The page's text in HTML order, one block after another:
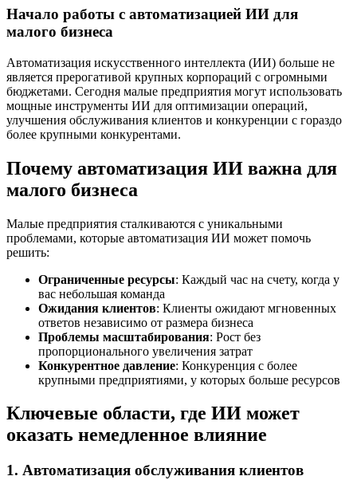
Начало работы с автоматизацией ИИ для
малого бизнеса
Автоматизация искусственного интеллекта (ИИ) больше не
является прерогативой крупных корпораций с огромными
бюджетами. Сегодня малые предприятия могут использовать
мощные инструменты ИИ для оптимизации операций,
улучшения обслуживания клиентов и конкуренции с гораздо
более крупными конкурентами.
Почему автоматизация ИИ важна для
малого бизнеса
Малые предприятия сталкиваются с уникальными
проблемами, которые автоматизация ИИ может помочь
решить:
Ограниченные ресурсы: Каждый час на счету, когда у
вас небольшая команда
Ожидания клиентов: Клиенты ожидают мгновенных
ответов независимо от размера бизнеса
Проблемы масштабирования: Рост без
пропорционального увеличения затрат
Конкурентное давление: Конкуренция с более
крупными предприятиями, у которых больше ресурсов
Ключевые области, где ИИ может
оказать немедленное влияние
1. Автоматизация обслуживания клиентов